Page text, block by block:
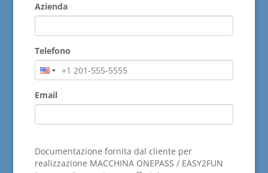
Azienda
Telefono
Email
Documentazione fornita dal cliente per
realizzazione MACCHINA ONEPASS / EASY2FUN